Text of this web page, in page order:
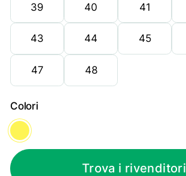
39 40 41
43 44 45
47 48
Colori
Yellow
Trova i rivenditori